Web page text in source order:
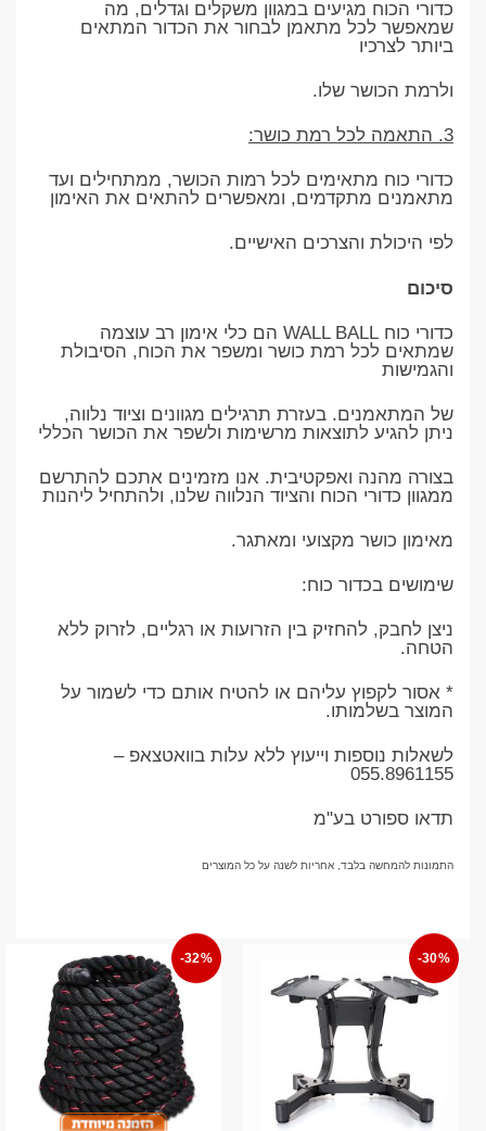
כדורי הכוח מגיעים במגוון משקלים וגדלים, מה
שמאפשר לכל מתאמן לבחור את הכדור המתאים
ביותר לצרכיו
ולרמת הכושר שלו.
3. התאמה לכל רמת כושר:
כדורי כוח מתאימים לכל רמות הכושר, ממתחילים ועד
מתאמנים מתקדמים, ומאפשרים להתאים את האימון
לפי היכולת והצרכים האישיים.
סיכום
כדורי כוח WALL BALL הם כלי אימון רב עוצמה
שמתאים לכל רמת כושר ומשפר את הכוח, הסיבולת
והגמישות
של המתאמנים. בעזרת תרגילים מגוונים וציוד נלווה,
ניתן להגיע לתוצאות מרשימות ולשפר את הכושר הכללי
בצורה מהנה ואפקטיבית. אנו מזמינים אתכם להתרשם
ממגוון כדורי הכוח והציוד הנלווה שלנו, ולהתחיל ליהנות
מאימון כושר מקצועי ומאתגר.
שימושים בכדור כוח:
ניצן לחבק, להחזיק בין הזרועות או רגליים, לזרוק ללא
הטחה.
* אסור לקפוץ עליהם או להטיח אותם כדי לשמור על
המוצר בשלמותו.
לשאלות נוספות וייעוץ ללא עלות בוואטצאפ –
055.8961155
תדאו ספורט בע"מ
התמונות להמחשה בלבד, אחריות לשנה על כל המוצרים
-30%
-32%